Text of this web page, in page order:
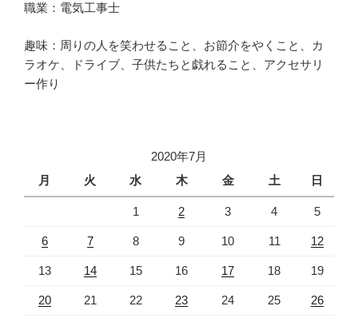
職業：電気工事士
趣味：周りの人を笑わせること、お節介をやくこと、カ
ラオケ、ドライブ、子供たちと戯れること、アクセサリ
ー作り
2020年7月
月
火 水 木 金 土 日
1 2 3 4 5
6 7 8 9 10 11 12
13 14 15 16 17 18 19
20 21 22 23 24 25 26